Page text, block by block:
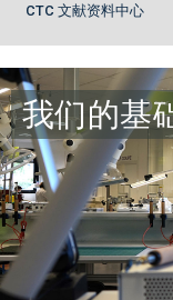
CTC 文献资料中心
我们的基